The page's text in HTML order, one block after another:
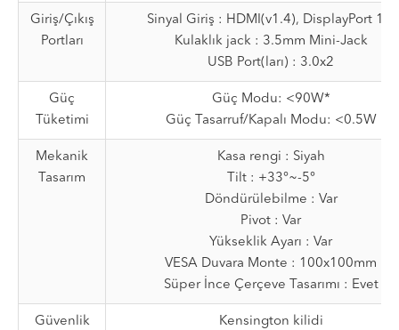
Giriş/Çıkış
Portları
Sinyal Giriş : HDMI(v1.4), DisplayPort 1.2
Kulaklık jack : 3.5mm Mini-Jack
USB Port(ları) : 3.0x2
Güç
Tüketimi
Güç Modu: <90W*
Güç Tasarruf/Kapalı Modu: <0.5W
Mekanik
Tasarım
Kasa rengi : Siyah
Tilt : +33°~-5°
Döndürülebilme : Var
Pivot : Var
Yükseklik Ayarı : Var
VESA Duvara Monte : 100x100mm
Süper İnce Çerçeve Tasarımı : Evet
Güvenlik Kensington kilidi